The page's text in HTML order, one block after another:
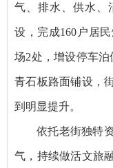
气、排水、供水、
设，完成160户居
场2处，增设停车泊
青石板路面铺设，
到明显提升。
依托老街独特
气，持续做活文旅